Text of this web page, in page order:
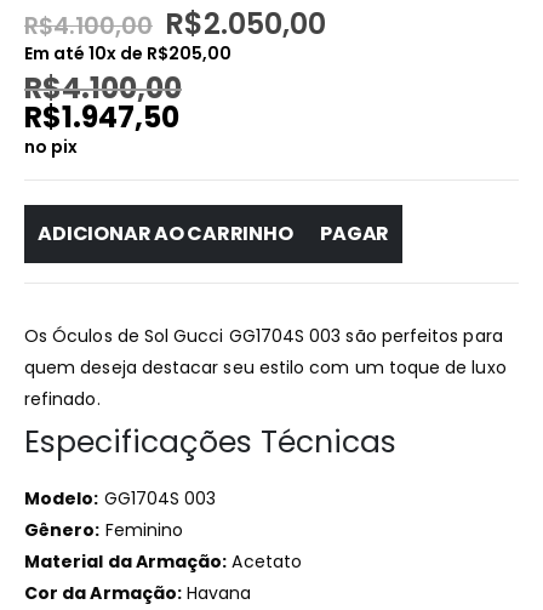
R$4.100,00 O
preço
original
era:
R$4.100,00.
R$2.050,00
Em até 10x de R$205,00
R$4.100,00
R$1.947,50
no pix
ADICIONAR AO CARRINHO PAGAR
Os Óculos de Sol Gucci GG1704S 003 são perfeitos para
quem deseja destacar seu estilo com um toque de luxo
refinado.
Especificações Técnicas
Modelo: GG1704S 003
Gênero: Feminino
Material da Armação: Acetato
Cor da Armação: Havana